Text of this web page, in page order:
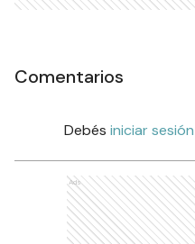
Comentarios
Debés iniciar sesión
Ads